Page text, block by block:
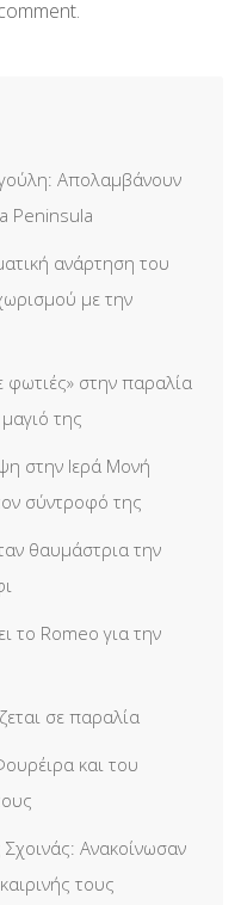
Απολαμβάνουν
Peninsula
ανάρτηση του
με την
στην παραλία
της
στην Ιερά Μονή
σύντροφό της
θαυμάστρια την
το Romeo για την
σε παραλία
και του
Ανακοίνωσαν
τους